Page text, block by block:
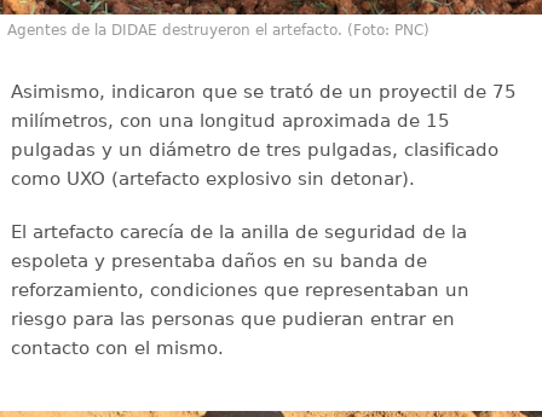
Agentes de la DIDAE destruyeron el artefacto. (Foto: PNC)
Asimismo, indicaron que se trató de un proyectil de 75
milímetros, con una longitud aproximada de 15
pulgadas y un diámetro de tres pulgadas, clasificado
como UXO (artefacto explosivo sin detonar).
El artefacto carecía de la anilla de seguridad de la
espoleta y presentaba daños en su banda de
reforzamiento, condiciones que representaban un
riesgo para las personas que pudieran entrar en
contacto con el mismo.